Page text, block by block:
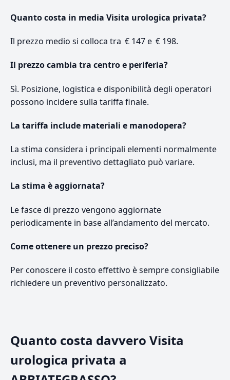
Quanto costa in media Visita urologica privata?
Il prezzo medio si colloca tra € 147 e € 198.
Il prezzo cambia tra centro e periferia?
Sì. Posizione, logistica e disponibilità degli operatori
possono incidere sulla tariffa finale.
La tariffa include materiali e manodopera?
La stima considera i principali elementi normalmente
inclusi, ma il preventivo dettagliato può variare.
La stima è aggiornata?
Le fasce di prezzo vengono aggiornate
periodicamente in base all’andamento del mercato.
Come ottenere un prezzo preciso?
Per conoscere il costo effettivo è sempre consigliabile
richiedere un preventivo personalizzato.
Quanto costa davvero Visita
urologica privata a